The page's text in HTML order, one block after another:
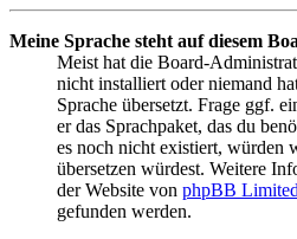
Meine Sprache steht auf diesem
Meist hat die Board-
nicht installiert oder niemand
Sprache übersetzt. Frage ggf.
er das Sprachpaket, das du
es noch nicht existiert, würden
übersetzen würdest. Weitere
der Website von phpBB Limited
gefunden werden.